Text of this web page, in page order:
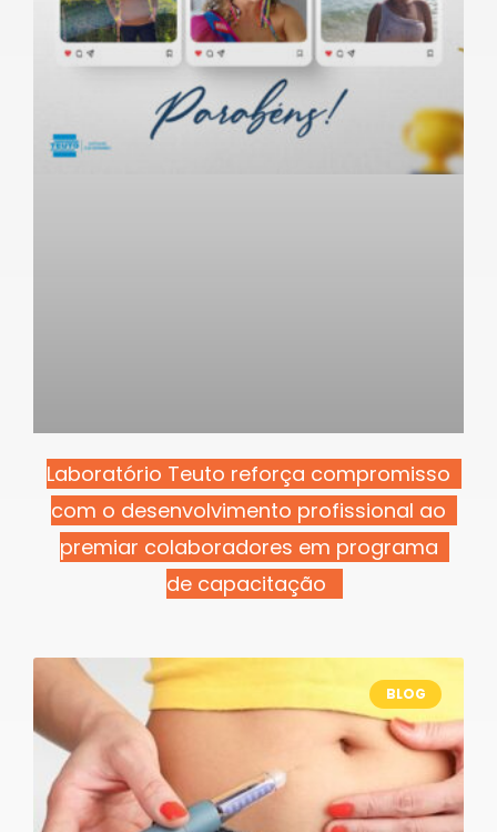
Laboratório Teuto reforça compromisso
com o desenvolvimento profissional ao
premiar colaboradores em programa
de capacitação
BLOG